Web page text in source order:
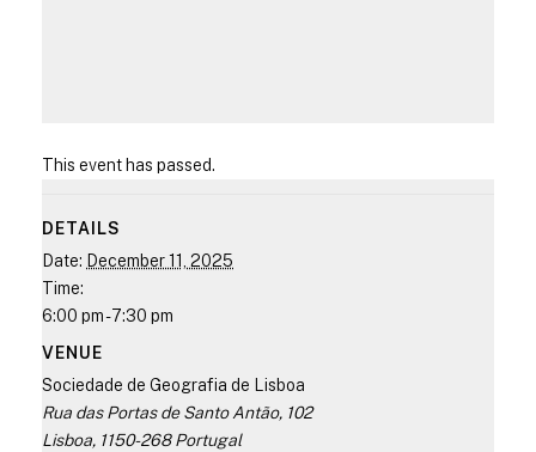
This event has passed.
DETAILS
Date: December 11, 2025
Time:
6:00 pm - 7:30 pm
VENUE
Sociedade de Geografia de Lisboa
Rua das Portas de Santo Antão, 102
Lisboa, 1150-268 Portugal